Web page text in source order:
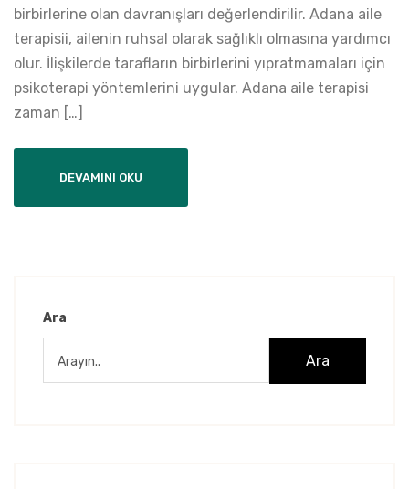
birbirlerine olan davranışları değerlendirilir. Adana aile
terapisii, ailenin ruhsal olarak sağlıklı olmasına yardımcı
olur. İlişkilerde tarafların birbirlerini yıpratmamaları için
psikoterapi yöntemlerini uygular. Adana aile terapisi
zaman […]
DEVAMINI OKU
Ara
Ara